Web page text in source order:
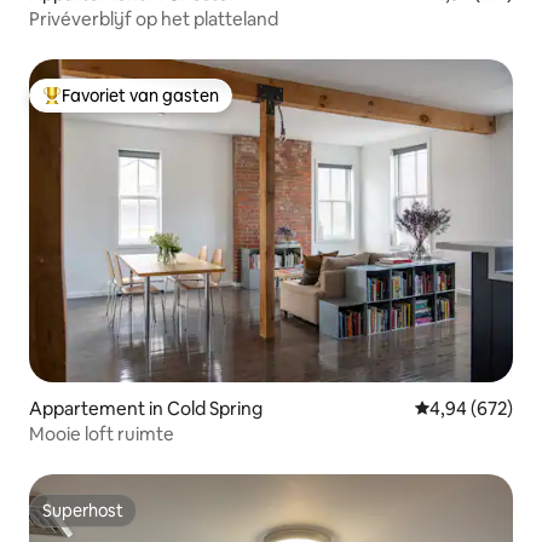
Privéverblijf op het platteland
Topfavoriet van gasten
Favoriet van gasten
Appartement in Cold Spring Gemiddelde
4,94 (672)
Mooie loft ruimte
Superhost
Superhost